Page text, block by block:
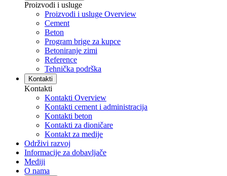
Proizvodi i usluge
Proizvodi i usluge Overview
Cement
Beton
Program brige za kupce
Betoniranje zimi
Reference
Tehnička podrška
Kontakti
Kontakti
Kontakti Overview
Kontakti cement i administracija
Kontakti beton
Kontakti za dioničare
Kontakt za medije
Održivi razvoj
Informacije za dobavljače
Mediji
O nama